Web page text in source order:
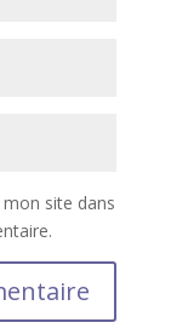
site dans